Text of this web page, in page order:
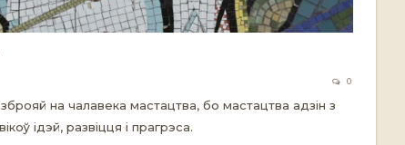
0
на чалавека мастацтва, бо мастацтва адзін з
ідэй, развіцця і прагрэса.